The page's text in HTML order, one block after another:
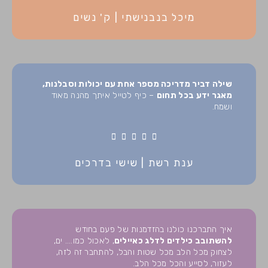
5
מיכל בנבנישתי | ק' נשים
שילה דביר מדריכה מספר אחת עם יכולות וסבלנות,
מאגר ידע בכל תחום – כיף לטייל איתך מהנה מאוד
ושמח.





5
ענת רשת | שישי בדרכים
איך התברכנו כולנו בהזדמנות של פעם בחודש
להשתובב כילדים לדלג כאיילים, לאכול כמו…. ים,
לצחוק מכל הלב מכל שטות והבל, להתחבר זה לזה,
לעזור, לסייע והכל מכל הלב.